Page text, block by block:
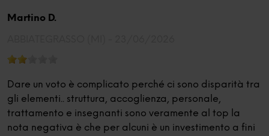
Martino D.
Dare un voto è complicato perché ci sono disparità tra
gli elementi.. struttura, accoglienza, personale,
trattamento e insegnanti sono veramente al top la
nota negativa è che per alcuni è un investimento a fini